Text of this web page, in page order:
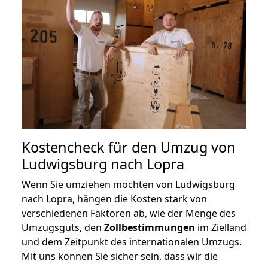
Kostencheck für den Umzug von
Ludwigsburg nach Lopra
Wenn Sie umziehen möchten von Ludwigsburg
nach Lopra, hängen die Kosten stark von
verschiedenen Faktoren ab, wie der Menge des
Umzugsguts, den Zollbestimmungen im Zielland
und dem Zeitpunkt des internationalen Umzugs.
Mit uns können Sie sicher sein, dass wir die